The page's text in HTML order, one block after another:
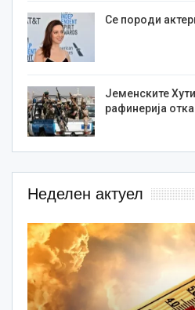
Се породи
Јеменските
рафинерија
Неделен актуел